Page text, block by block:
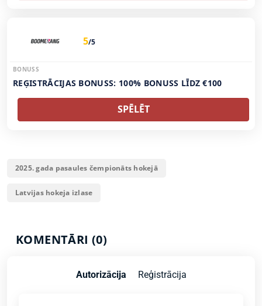
5/5
BONUSS
REĢISTRĀCIJAS BONUSS: 100% BONUSS LĪDZ €100
SPĒLĒT
2025. gada pasaules čempionāts hokejā
Latvijas hokeja izlase
KOMENTĀRI (0)
Autorizācija Reģistrācija